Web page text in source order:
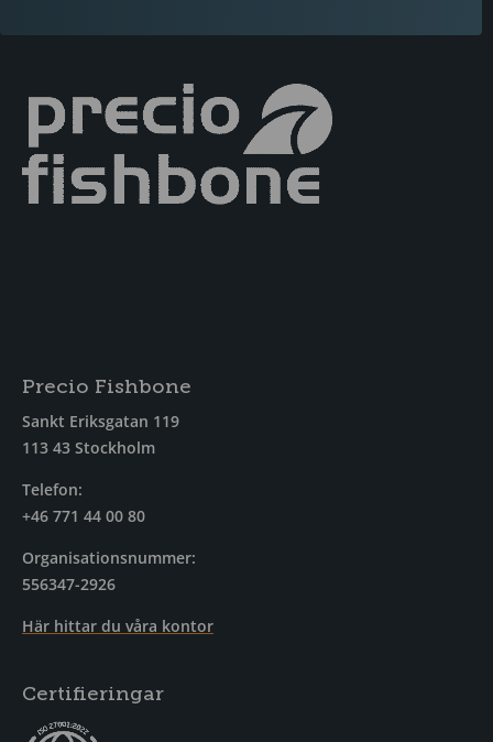
Precio Fishbone
Sankt Eriksgatan 119
113 43 Stockholm
Telefon:
+46 771 44 00 80
Organisationsnummer:
556347-2926
Här hittar du våra kontor
Certifieringar